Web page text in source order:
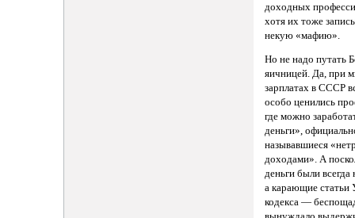
доходных
хотя их тоже
некую «мафию».
Но не надо путать
яичницей. Да, при
зарплатах в СССР
особо ценились
где можно
деньги»,
называвшиеся
доходами». А
деньги были всегда
а карающие статьи
кодекса —